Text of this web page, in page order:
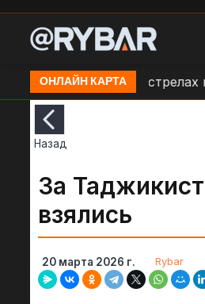
ОНЛАЙН КАРТА
Сообщения об обстрелах
Назад
За
взялись
20 марта 2026 г. Rybar